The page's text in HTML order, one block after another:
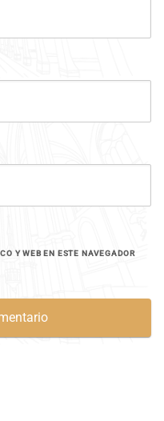
Y WEB EN ESTE NAVEGADOR